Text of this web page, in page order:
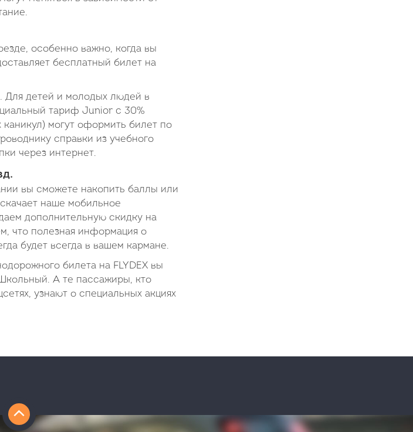
особенно важно, когда вы
бесплатный билет на
Для детей и молодых людей в
тариф Junior c 30%
могут оформить билет по
справки из учебного
через интернет.
вы сможете накопить баллы или
наше мобильное
дополнительную скидку на
что полезная информация о
будет всегда в вашем кармане.
билета на FLYDEX вы
А те пассажиры, кто
узнают о специальных акциях